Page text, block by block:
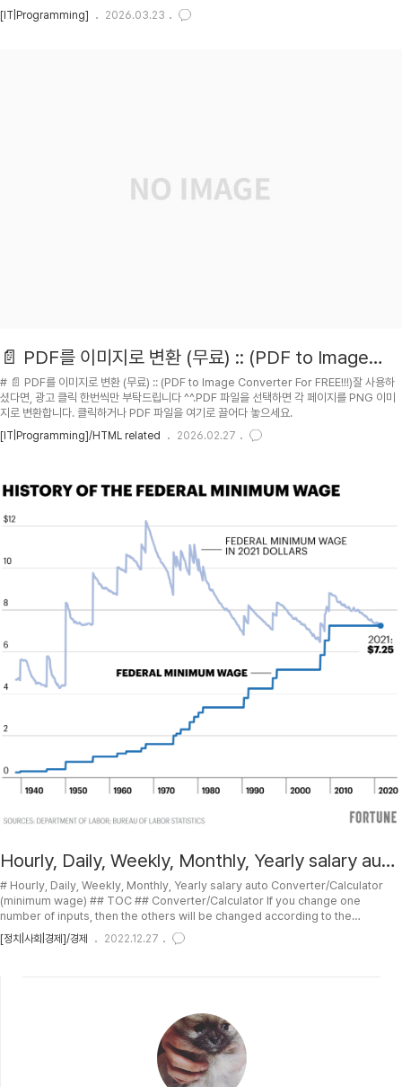
[IT|Programming] 2026.03.23
📄 PDF를 이미지로 변환 (무료) :: (PDF to Image
Converter For FREE!!!)
# 📄 PDF를 이미지로 변환 (무료) :: (PDF to Image Converter For FREE!!!)잘 사용하
셨다면, 광고 클릭 한번씩만 부탁드립니다 ^^.PDF 파일을 선택하면 각 페이지를 PNG 이미
지로 변환합니다. 클릭하거나 PDF 파일을 여기로 끌어다 놓으세요.
[IT|Programming]/HTML related 2026.02.27
Hourly, Daily, Weekly, Monthly, Yearly salary auto
Converter/Calculator (minimum wage)
# Hourly, Daily, Weekly, Monthly, Yearly salary auto Converter/Calculator
(minimum wage) ## TOC ## Converter/Calculator If you change one
number of inputs, then the others will be changed according to the
corresponding work times. Hourly : $/1hour Daily : $/1day hours work
Weekly : $/1week days work Monthly : $/1month days work (\frac{5}{7}
[정치|사회|경제]/경제 2022.12.27